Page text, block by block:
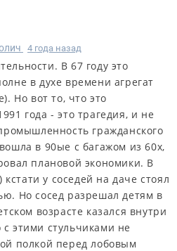
4 года назад
В 67 году это
в духе времени агрегат
Но вот то, что это
года - это трагедия, и не
гражданского
в 90ые с багажом из 60х,
плановой экономики. В
кстати у соседей на даче стоял
Но сосед разрешал детям в
возрасте казался внутри
этими стульчиками не
полкой перед лобовым